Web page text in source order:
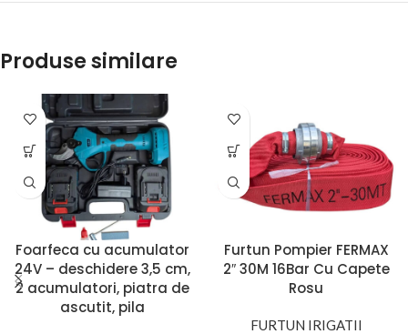
Produse similare
Foarfeca cu acumulator
24V – deschidere 3,5 cm,
2 acumulatori, piatra de
ascutit, pila
Furtun Pompier FERMAX
2″ 30M 16Bar Cu Capete
Rosu
FURTUN IRIGATII